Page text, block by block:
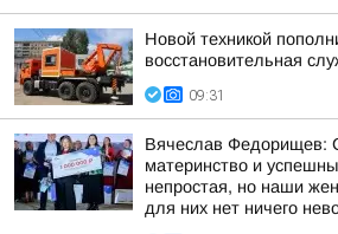
Новой техникой
восстановительная
09:31
Вячеслав Федорищев:
материнство и
непростая, но наши
для них нет ничего